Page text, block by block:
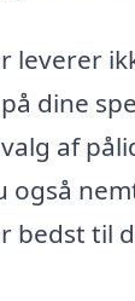
leverer
dine
af
også
bedst til